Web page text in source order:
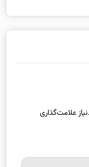
علامت‌گذاری